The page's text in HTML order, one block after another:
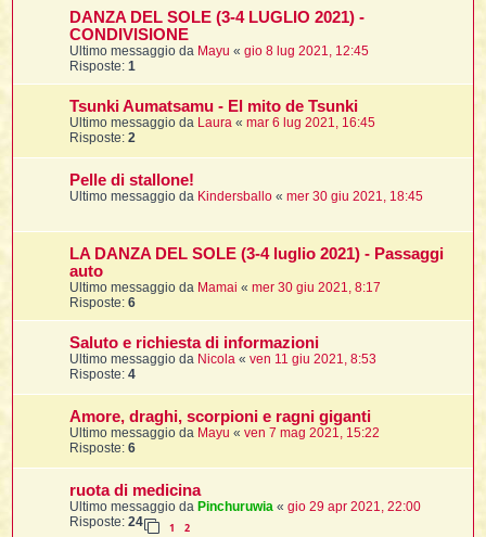
i
DANZA DEL SOLE (3-4 LUGLIO 2021) -
CONDIVISIONE
Ultimo messaggio da Mayu «gio 8 lug 2021, 12:45
Risposte:1
Tsunki Aumatsamu - El mito de Tsunki
Ultimo messaggio da Laura «mar 6 lug 2021, 16:45
Risposte:2
Pelle di stallone!
Ultimo messaggio da Kindersballo «mer 30 giu 2021, 18:45
LA DANZA DEL SOLE (3-4 luglio 2021) - Passaggi
auto
Ultimo messaggio da Mamai «mer 30 giu 2021, 8:17
Risposte:6
Saluto e richiesta di informazioni
Ultimo messaggio da Nicola «ven 11 giu 2021, 8:53
Risposte:4
Amore, draghi, scorpioni e ragni giganti
Ultimo messaggio da Mayu «ven 7 mag 2021, 15:22
Risposte:6
ruota di medicina
Ultimo messaggio daPinchuruwia «gio 29 apr 2021, 22:00
Risposte:24 1 2